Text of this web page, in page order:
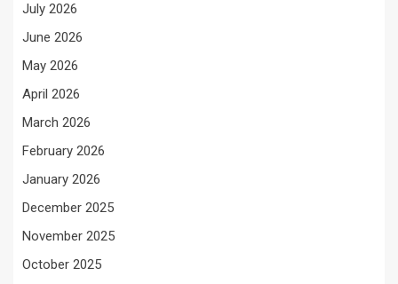
July 2026
June 2026
May 2026
April 2026
March 2026
February 2026
January 2026
December 2025
November 2025
October 2025